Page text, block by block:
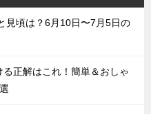
見頃は？6月10日〜7月5日の
正解はこれ！簡単＆おしゃ